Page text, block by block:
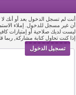
أنت لم تسجل الدخول بعد أو أنك
أن غير مسجل للدخول. إملاء
ليست لديك صلاحية أو إمتيازات
إذا كنت تحاول كتابة مشاركة,
تسجيل الدخول